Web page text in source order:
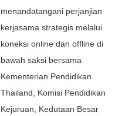
menandatangani perjanjian
kerjasama strategis melalui
koneksi online dan offline di
bawah saksi bersama
Kementerian Pendidikan
Thailand, Komisi Pendidikan
Kejuruan, Kedutaan Besar